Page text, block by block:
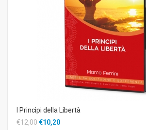
I Principi della Libertà
€12,00€10,20